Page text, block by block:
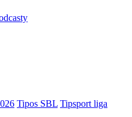
Tipos SBL Tipsport liga